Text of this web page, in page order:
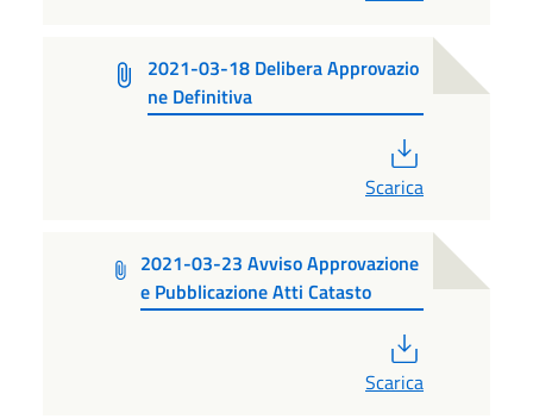
2021-03-18 Delibera Approvazio
ne Definitiva
Scarica
2021-03-23 Avviso Approvazione
e Pubblicazione Atti Catasto
Scarica